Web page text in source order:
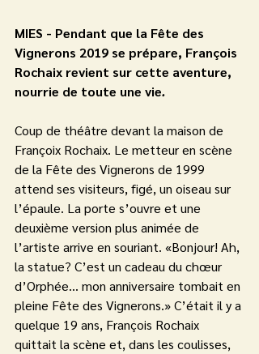
MIES - Pendant que la Fête des
Vignerons 2019 se prépare, François
Rochaix revient sur cette aventure,
nourrie de toute une vie.
Coup de théâtre devant la maison de
Françoix Rochaix. Le metteur en scène
de la Fête des Vignerons de 1999
attend ses visiteurs, figé, un oiseau sur
l’épaule. La porte s’ouvre et une
deuxième version plus animée de
l’artiste arrive en souriant. «Bonjour! Ah,
la statue? C’est un cadeau du chœur
d’Orphée... mon anniversaire tombait en
pleine Fête des Vignerons.» C’était il y a
quelque 19 ans, François Rochaix
quittait la scène et, dans les coulisses,